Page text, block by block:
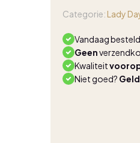
Categorie: Lady
Vandaag
Geen
Kwaliteit
Niet goed? Geld